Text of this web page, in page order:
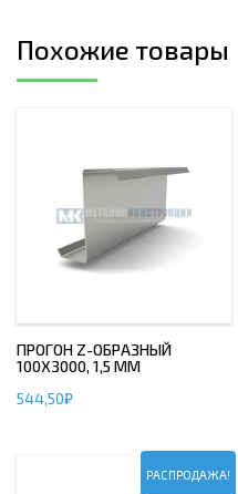
Похожие товары
ПРОГОН Z-ОБРАЗНЫЙ
100Х3000, 1,5 ММ
544,50₽
РАСПРОДАЖА!